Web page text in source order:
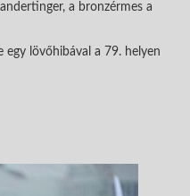
a bronzérmes a
egy lövőhibával a 79. helyen